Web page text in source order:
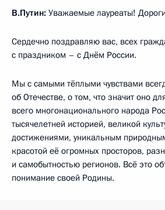
В.Путин: Уважаемые лауреаты!
Сердечно поздравляю вас, всех
с праздником – с Днём России.
Мы с самыми тёплыми чувствами
об Отечестве, о том, что значит оно
всего многонационального народа
тысячелетней историей, великой
достижениями, уникальным
красотой её огромных просторов,
и самобытностью регионов. Всё это
понимание своей Родины.